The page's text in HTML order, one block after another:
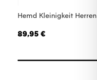
Hemd Kleinigkeit Herren
89,95 €